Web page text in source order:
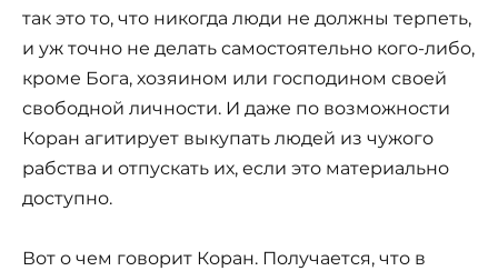
так это то, что никогда люди не должны терпеть,
и уж точно не делать самостоятельно кого-либо,
кроме Бога, хозяином или господином своей
свободной личности. И даже по возможности
Коран агитирует выкупать людей из чужого
рабства и отпускать их, если это материально
доступно.
Вот о чем говорит Коран. Получается, что в